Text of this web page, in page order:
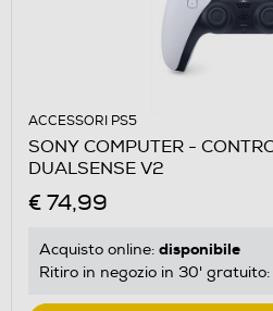
ACCESSORI PS5
SONY COMPUTER -
DUALSENSE V2
€ 74,99
Acquisto online: disponibile
Ritiro in negozio in 30' gratuito: